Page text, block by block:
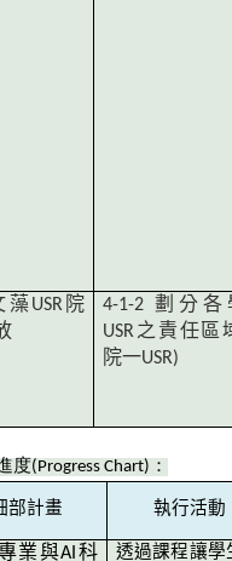
藻USR院
4-1-2 劃分各
USR之責任區
院一USR)
度(Progress Chart) ：
部計畫 執行活動
業與AI科
透過課程讓學